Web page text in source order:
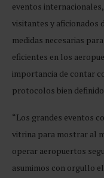
eventos
visitantes y aficionados
medidas necesarias
eficientes en los
importancia de contar
protocolos bien
“Los grandes eventos
vitrina para mostrar al
operar aeropuertos
asumimos con orgullo